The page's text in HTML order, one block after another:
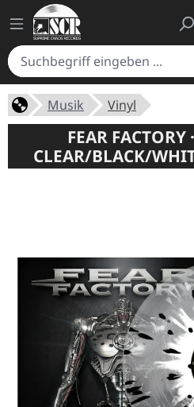
Musik Vinyl
FEAR FACTORY
CLEAR/BLACK/